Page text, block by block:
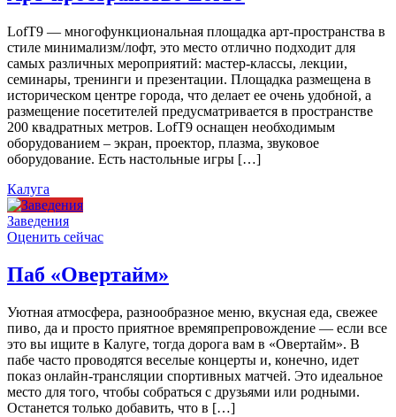
LofT9 — многофункциональная площадка арт-пространства в
стиле минимализм/лофт, это место отлично подходит для
самых различных мероприятий: мастер-классы, лекции,
семинары, тренинги и презентации. Площадка размещена в
историческом центре города, что делает ее очень удобной, а
размещение посетителей предусматривается в пространстве
200 квадратных метров. LofT9 оснащен необходимым
оборудованием – экран, проектор, плазма, звуковое
оборудование. Есть настольные игры […]
Калуга
Заведения
Оценить сейчас
Паб «Овертайм»
Уютная атмосфера, разнообразное меню, вкусная еда, свежее
пиво, да и просто приятное времяпрепровождение — если все
это вы ищите в Калуге, тогда дорога вам в «Овертайм». В
пабе часто проводятся веселые концерты и, конечно, идет
показ онлайн-трансляции спортивных матчей. Это идеальное
место для того, чтобы собраться с друзьями или родными.
Останется только добавить, что в […]